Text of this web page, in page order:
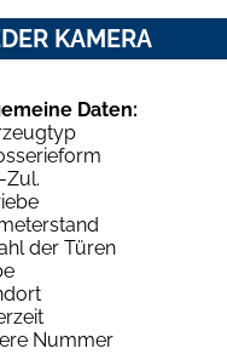
KAMERA
Daten:
Zul.
der Türen
Nummer